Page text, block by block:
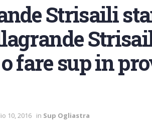
Strisaili
fare sup in
10, 2016 in Sup Ogliastra